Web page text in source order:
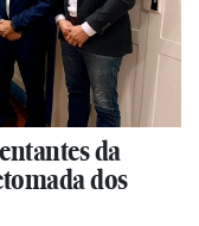
da
dos